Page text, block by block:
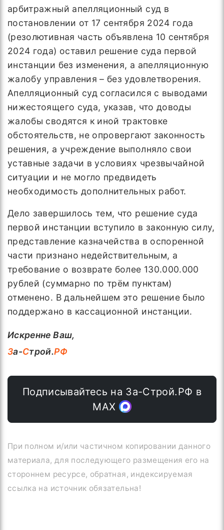
арбитражный апелляционный суд в
постановлении от 17 сентября 2024 года
(резолютивная часть объявлена 10 сентября
2024 года) оставил решение суда первой
инстанции без изменения, а апелляционную
жалобу управления – без удовлетворения.
Апелляционный суд согласился с выводами
нижестоящего суда, указав, что доводы
жалобы сводятся к иной трактовке
обстоятельств, не опровергают законность
решения, а учреждение выполняло свои
уставные задачи в условиях чрезвычайной
ситуации и не могло предвидеть
необходимость дополнительных работ.
Дело завершилось тем, что решение суда
первой инстанции вступило в законную силу,
представление казначейства в оспоренной
части признано недействительным, а
требование о возврате более 130.000.000
рублей (суммарно по трём пунктам)
отменено. В дальнейшем это решение было
поддержано в кассационной инстанции.
Искренне Ваш,
За-Строй.РФ
Подписывайтесь на За-Строй.РФ в
МАХ
При полном и/или частичном копировании данного
материала, для последующего размещения его на
стороннем ресурсе, обратная, индексируемая
ссылка на источник обязательна!